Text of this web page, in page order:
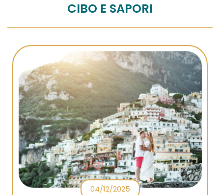
CIBO E SAPORI
04/12/2025